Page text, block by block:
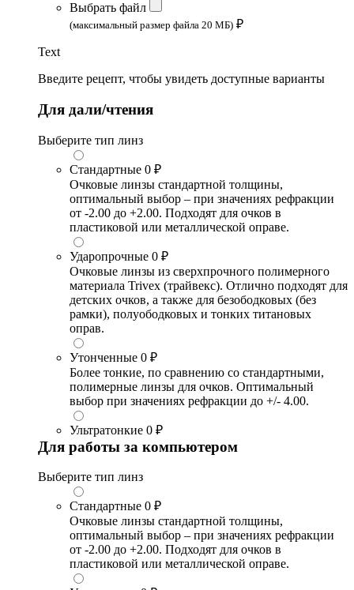
Выбрать файл
(максимальный размер файла 20 МБ) ₽
Text
Введите рецепт, чтобы увидеть доступные варианты
Для дали/чтения
Выберите тип линз
Стандартные 0 ₽
Очковые линзы стандартной толщины,
оптимальный выбор – при значениях рефракции
от -2.00 до +2.00. Подходят для очков в
пластиковой или металлической оправе.
Ударопрочные 0 ₽
Очковые линзы из сверхпрочного полимерного
материала Trivex (трайвекс). Отлично подходят для
детских очков, а также для безободковых (без
рамки), полуободковых и тонких титановых
оправ.
Утонченные 0 ₽
Более тонкие, по сравнению со стандартными,
полимерные линзы для очков. Оптимальный
выбор при значениях рефракции до +/- 4.00.
Ультратонкие 0 ₽
Для работы за компьютером
Выберите тип линз
Стандартные 0 ₽
Очковые линзы стандартной толщины,
оптимальный выбор – при значениях рефракции
от -2.00 до +2.00. Подходят для очков в
пластиковой или металлической оправе.